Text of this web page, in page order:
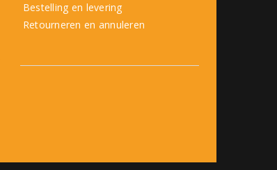
Bestelling en levering
Retourneren en annuleren